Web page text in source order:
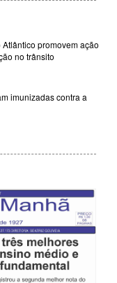
promovem ação
no trânsito
imunizadas contra a